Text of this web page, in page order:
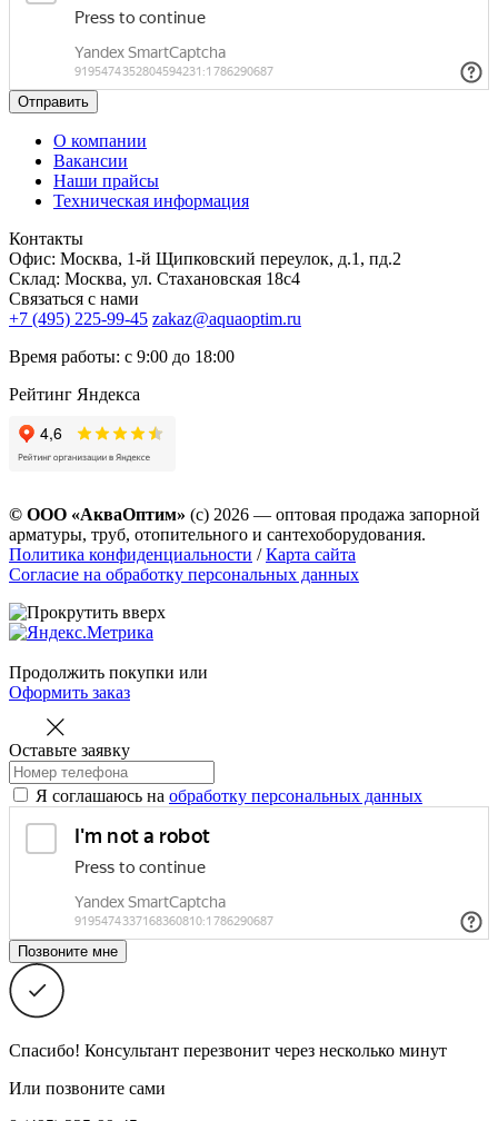
Отправить
О компании
Вакансии
Наши прайсы
Техническая информация
Контакты
Офис: Москва, 1-й Щипковский переулок, д.1, пд.2
Склад: Москва, ул. Стахановская 18с4
Связаться с нами
+7 (495) 225-99-45 zakaz@aquaoptim.ru
Время работы: с 9:00 до 18:00
Рейтинг Яндекса
© ООО «АкваОптим» (с) 2026 — оптовая продажа запорной
арматуры, труб, отопительного и сантехоборудования.
Политика конфиденциальности /Карта сайта
Согласие на обработку персональных данных
Продолжить покупки или
Оформить заказ
Оставьте заявку
Я соглашаюсь на обработку персональных данных
Спасибо! Консультант перезвонит через несколько минут
Или позвоните сами